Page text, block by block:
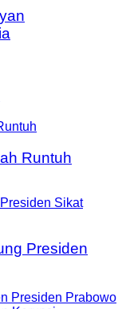
Runtuh
Presiden